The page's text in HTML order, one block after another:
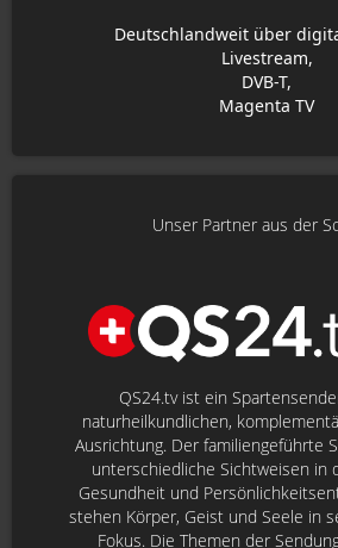
Deutschlandweit über
Livestream,
DVB-T,
Magenta TV
Unser Partner aus der
QS24.tv ist ein
naturheilkundlichen,
Ausrichtung. Der familiengeführte
unterschiedliche Sichtweisen in
Gesundheit und
stehen Körper, Geist und Seele in
Fokus. Die Themen der